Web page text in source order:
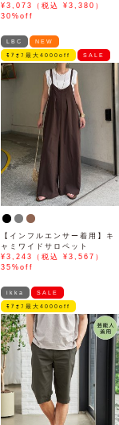
STRETCH 冷感アンクル
【接触冷感】「小泉孝太郎さ
¥3,073（税込 ¥3,380）
30%off
LBC NEW
ﾓｱｵﾌ最大4000off SALE
【インフルエンサー着用】キ
ャミワイドサロペット
¥3,243（税込 ¥3,567）
35%off
ikka SALE
ﾓｱｵﾌ最大4000off